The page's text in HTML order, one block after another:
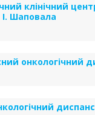
клінічний центр
І. Шаповала
онкологічний